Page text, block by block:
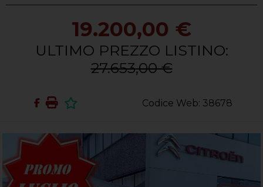
Codice Web: 38678
19.200,00 €
ULTIMO PREZZO LISTINO:
27.653,00 €